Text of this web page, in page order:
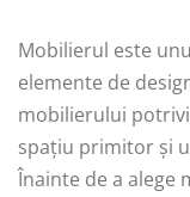
Mobilierul este
elemente de
mobilierului
spațiu primitor și
Înainte de a alege